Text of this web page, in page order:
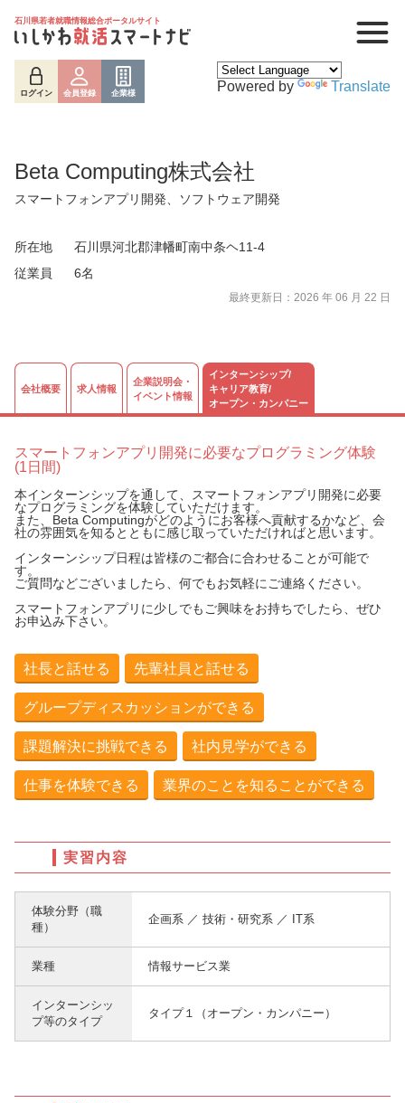
石川県若者就職情報総合ポータルサイト
ログイン 会員登録 企業様 Powered by Translate
Beta Computing株式会社
スマートフォンアプリ開発、ソフトウェア開発
所在地
石川県河北郡津幡町南中条ヘ11-4
従業員
6名
最終更新日：2026 年 06 月 22 日
会社概要 求人情報
企業説明会・
イベント情報
インターンシップ/
キャリア教育/
オープン・カンパニー
スマートフォンアプリ開発に必要なプログラミング体験
(1日間)
本インターンシップを通して、スマートフォンアプリ開発に必要
なプログラミングを体験していただけます。
また、Beta Computingがどのようにお客様へ貢献するかなど、会
社の雰囲気を知るとともに感じ取っていただければと思います。
インターンシップ日程は皆様のご都合に合わせることが可能で
す。
ご質問などございましたら、何でもお気軽にご連絡ください。
スマートフォンアプリに少しでもご興味をお持ちでしたら、ぜひ
お申込み下さい。
社長と話せる 先輩社員と話せる
グループディスカッションができる
課題解決に挑戦できる 社内見学ができる
仕事を体験できる 業界のことを知ることができる
実習内容
体験分野（職
種）
企画系 ／ 技術・研究系 ／ IT系
業種 情報サービス業
インターンシッ
プ等のタイプ
タイプ１（オープン・カンパニー）